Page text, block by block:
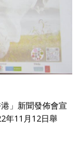
」新聞發佈會宣
年11月12日舉